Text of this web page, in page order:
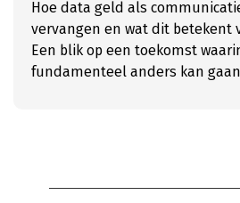
Hoe data geld als
vervangen en wat dit betekent
Een blik op een toekomst
fundamenteel anders kan